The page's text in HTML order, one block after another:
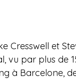
Cresswell et
vu par plus de
à Barcelone,